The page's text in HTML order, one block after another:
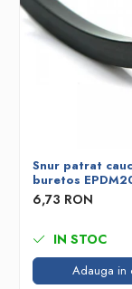
Snur patrat
buretos
6,73 RON
IN STOC
Adauga in